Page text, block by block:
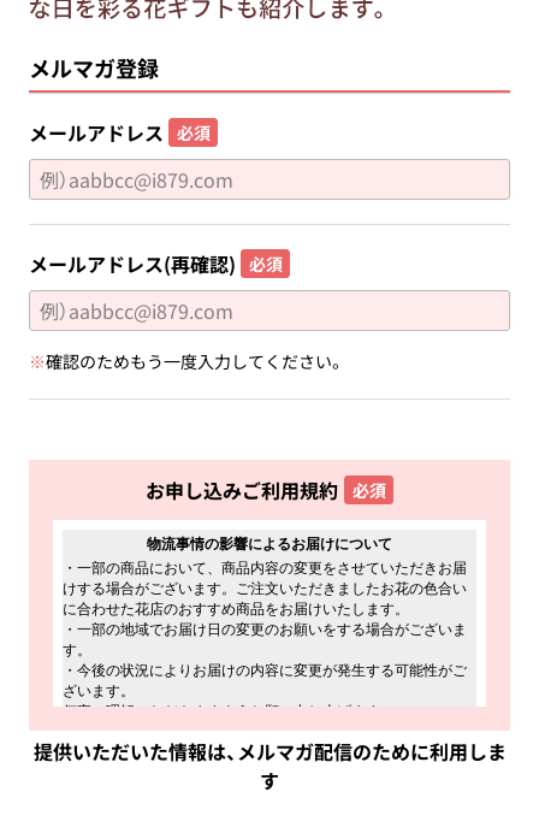
メルマガ登録
メールアドレス 必須
メールアドレス(再確認) 必須
※確認のためもう一度入力してください。
お申し込みご利用規約 必須
提供いただいた情報は、メルマガ配信のために利用しま
す